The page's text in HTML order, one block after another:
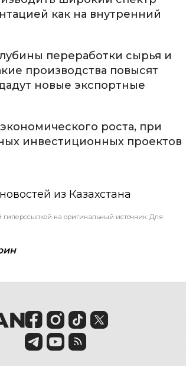
как на внутренний
переработки сырья и
производства повысят
новые экспортные
роста, при
инвестиционных проектов
из Казахстана
гиперссылкой на оригинальный источник. Для